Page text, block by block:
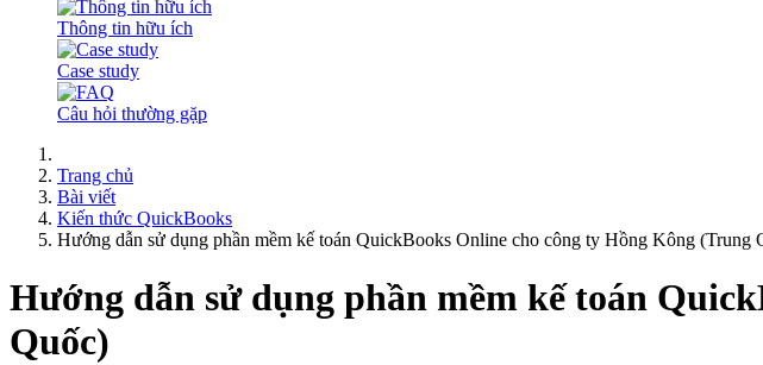
Thông tin hữu ích
Case study
Câu hỏi thường gặp
Trang chủ
Bài viết
Kiến thức QuickBooks
Hướng dẫn sử dụng phần mềm kế toán QuickBooks Online cho công ty Hồng Kông (Trung
Hướng dẫn sử dụng phần mềm kế toán
Quốc)